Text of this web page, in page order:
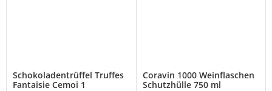
Schokoladentrüffel Truffes
Fantaisie Cemoi 1
Coravin 1000 Weinflaschen
Schutzhülle 750 ml